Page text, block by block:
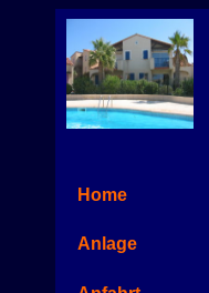
Home
Anlage